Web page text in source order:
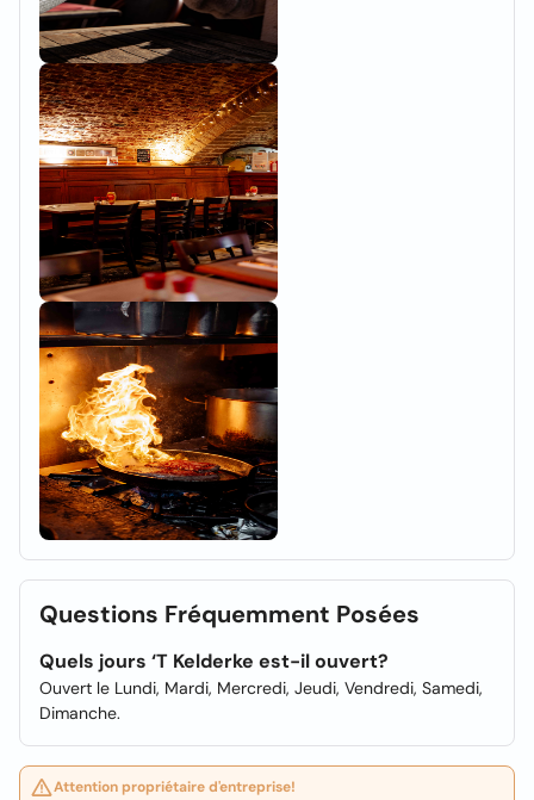
Questions Fréquemment Posées
Quels jours ‘T Kelderke est-il ouvert?
Ouvert le Lundi, Mardi, Mercredi, Jeudi, Vendredi, Samedi,
Dimanche.
Attention propriétaire d'entreprise!